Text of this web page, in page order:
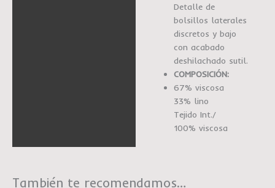
Detalle de
bolsillos laterales
discretos y bajo
con acabado
deshilachado sutil.
COMPOSICIÓN:
67% viscosa
33% lino
Tejido Int./
100% viscosa
También te recomendamos…